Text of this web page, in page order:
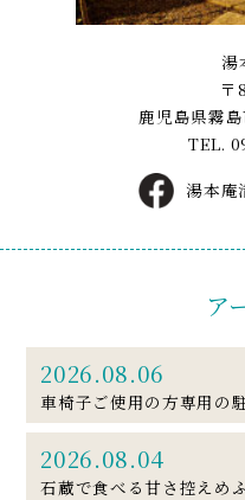
湯
〒
鹿児島県霧
TEL.
湯本
ア
2026.08.06
車椅子ご使用の方専用の
2026.08.04
石蔵で食べる甘さ控えめ